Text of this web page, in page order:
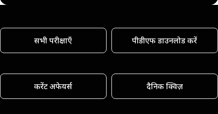
सभी परीक्षाएँ पीडीएफ डाउनलोड करें
करेंट अफेयर्स दैनिक क्विज़